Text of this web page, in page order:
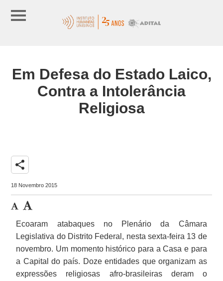
Em Defesa do Estado Laico,
Contra a Intolerância
Religiosa
share
18 Novembro 2015
Ecoaram atabaques no Plenário da Câmara
Legislativa do Distrito Federal, nesta sexta-feira 13 de
novembro. Um momento histórico para a Casa e para
a Capital do país. Doze entidades que organizam as
expressões religiosas afro-brasileiras deram o